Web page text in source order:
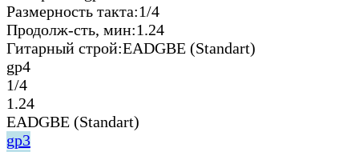
Размерность такта:1/4
Продолж-сть, мин:1.24
Гитарный строй:EADGBE (Standart)
gp4
1/4
1.24
EADGBE (Standart)
gp3